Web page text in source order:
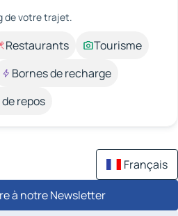
de votre trajet.
Restaurants
Tourisme
Bornes de recharge
repos
Français
à notre Newsletter